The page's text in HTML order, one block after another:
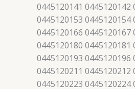
0445120141 0445120142
0445120153 0445120154
0445120166 0445120167
0445120180 0445120181
0445120193 0445120196
0445120211 0445120212
0445120223 0445120224